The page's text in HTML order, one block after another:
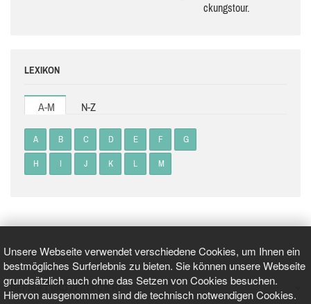
Unsere Webseite verwendet verschiedene Cookies, um Ihnen ein
bestmögliches Surferlebnis zu bieten. Sie können unsere Webseite
grundsätzlich auch ohne das Setzen von Cookies besuchen.
Hiervon ausgenommen sind die technisch notwendigen Cookies.
ckungs­tour.
LEXIKON
A-M N-Z
A B C D E F G
H I J K L M
GEPRÜFT UND ZERTIFIZIERT